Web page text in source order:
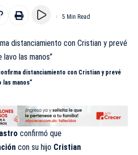
5 Min Read
distanciamiento con Cristian y prevé
las manos”
confirmó que
con su hijo Cristian